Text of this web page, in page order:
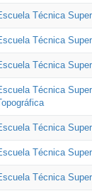
Técnica
Técnica
Técnica
Técnica
Técnica
Técnica
Técnica